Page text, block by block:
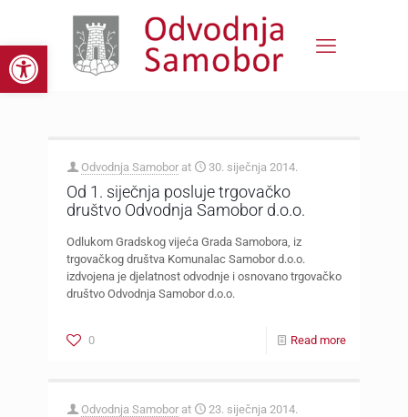
Open toolbar
Odvodnja Samobor at 30. siječnja 2014.
Od 1. siječnja posluje trgovačko
društvo Odvodnja Samobor d.o.o.
Odlukom Gradskog vijeća Grada Samobora, iz
trgovačkog društva Komunalac Samobor d.o.o.
izdvojena je djelatnost odvodnje i osnovano trgovačko
društvo Odvodnja Samobor d.o.o.
0 Read more
Odvodnja Samobor at 23. siječnja 2014.